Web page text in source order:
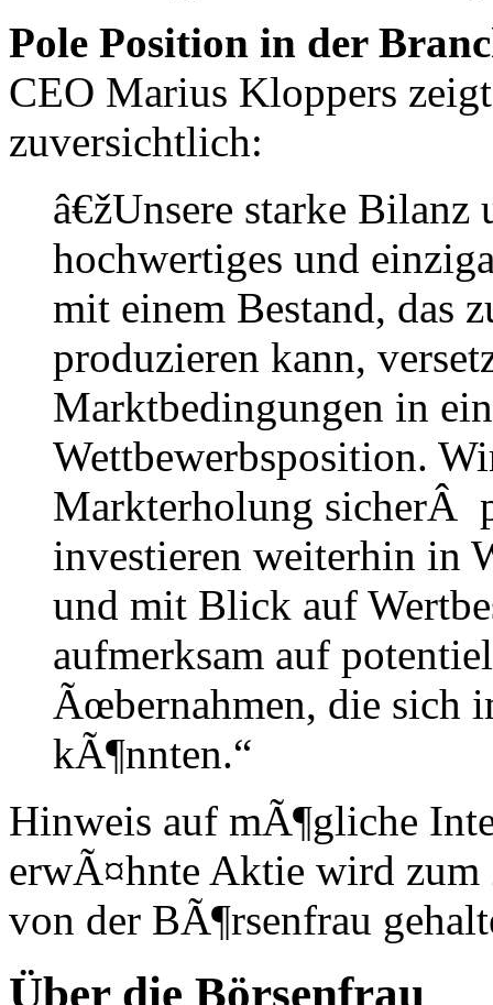
Pole Position in der
CEO Marius Kloppers
zuversichtlich:
â€žUnsere starke
hochwertiges und
mit einem Bestand, das
produzieren kann,
Marktbedingungen in
Wettbewerbsposition.
Markterholung sicherÂ
investieren weiterhin in
und mit Blick auf
aufmerksam auf
Ãœbernahmen, die sich
kÃ¶nnten.“
Hinweis auf mÃ¶gliche
erwÃ¤hnte Aktie wird
von der BÃ¶rsenfrau
Über die Börsenfrau